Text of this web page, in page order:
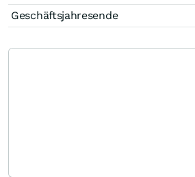
Geschäftsjahresende